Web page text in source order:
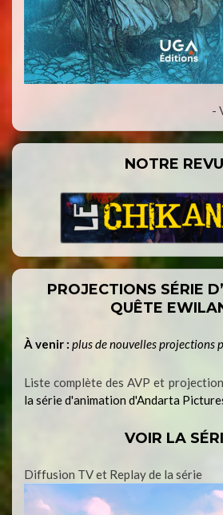
-
NOTRE
PROJECTIONS SÉRIE
QUÊTE
À venir : plus de nouvelles projections
Liste complète des AVP et
la série d'animation d'Andarta
VOIR LA
Diffusion TV et Replay de la série